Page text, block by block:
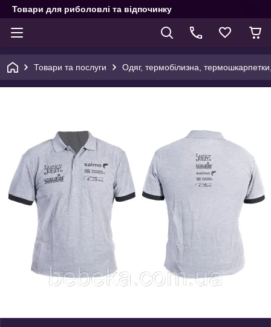
Товари для риболовлі та відпочинку
Товари та послуги Одяг, термобілизна,